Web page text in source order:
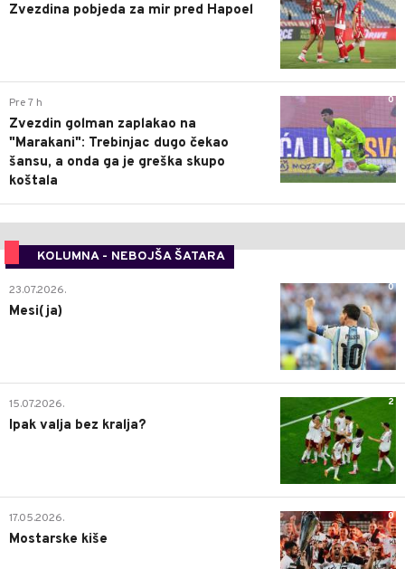
Zvezdina pobjeda za mir pred Hapoel
0
Pre 7 h
Zvezdin golman zaplakao na
"Marakani": Trebinjac dugo čekao
šansu, a onda ga je greška skupo
koštala
KOLUMNA - NEBOJŠA ŠATARA
0
23.07.2026.
Mesi(ja)
2
15.07.2026.
Ipak valja bez kralja?
0
17.05.2026.
Mostarske kiše